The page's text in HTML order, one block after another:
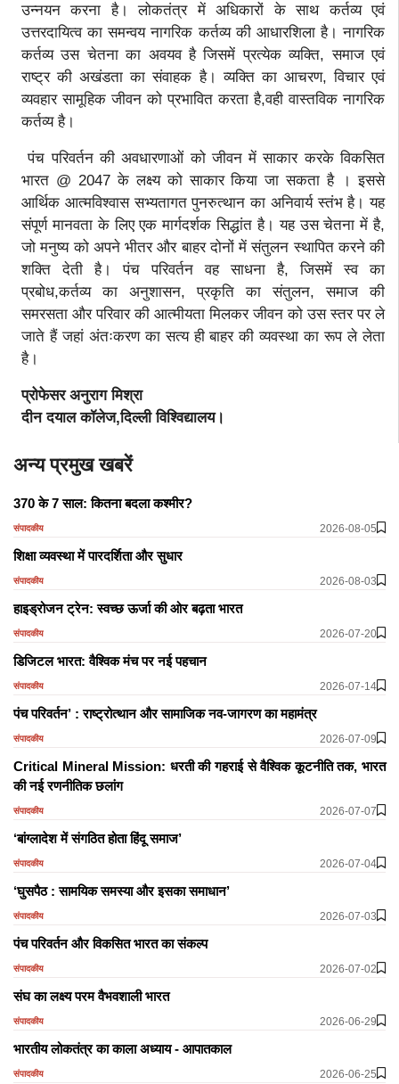
उन्नयन करना है। लोकतंत्र में अधिकारों के साथ कर्तव्य एवं
उत्तरदायित्व का समन्वय नागरिक कर्तव्य की आधारशिला है। नागरिक
कर्तव्य उस चेतना का अवयव है जिसमें प्रत्येक व्यक्ति, समाज एवं
राष्ट्र की अखंडता का संवाहक है। व्यक्ति का आचरण, विचार एवं
व्यवहार सामूहिक जीवन को प्रभावित करता है,वही वास्तविक नागरिक
कर्तव्य है।
पंच परिवर्तन की अवधारणाओं को जीवन में साकार करके विकसित
भारत @ 2047 के लक्ष्य को साकार किया जा सकता है । इससे
आर्थिक आत्मविश्वास सभ्यतागत पुनरुत्थान का अनिवार्य स्तंभ है। यह
संपूर्ण मानवता के लिए एक मार्गदर्शक सिद्धांत है। यह उस चेतना में है,
जो मनुष्य को अपने भीतर और बाहर दोनों में संतुलन स्थापित करने की
शक्ति देती है। पंच परिवर्तन वह साधना है, जिसमें स्व का
प्रबोध,कर्तव्य का अनुशासन, प्रकृति का संतुलन, समाज की
समरसता और परिवार की आत्मीयता मिलकर जीवन को उस स्तर पर ले
जाते हैं जहां अंतःकरण का सत्य ही बाहर की व्यवस्था का रूप ले लेता
है।
प्रोफेसर अनुराग मिश्रा
दीन दयाल कॉलेज,दिल्ली विश्विद्यालय।
अन्य प्रमुख खबरें
370 के 7 साल: कितना बदला कश्मीर?
संपादकीय 2026-08-05
शिक्षा व्यवस्था में पारदर्शिता और सुधार
संपादकीय 2026-08-03
हाइड्रोजन ट्रेन: स्वच्छ ऊर्जा की ओर बढ़ता भारत
संपादकीय 2026-07-20
डिजिटल भारत: वैश्विक मंच पर नई पहचान
संपादकीय 2026-07-14
पंच परिवर्तन’ : राष्ट्रोत्थान और सामाजिक नव-जागरण का महामंत्र
संपादकीय 2026-07-09
Critical Mineral Mission: धरती की गहराई से वैश्विक कूटनीति तक, भारत
की नई रणनीतिक छलांग
संपादकीय 2026-07-07
‘बांग्लादेश में संगठित होता हिंदू समाज’
संपादकीय 2026-07-04
‘घुसपैठ : सामयिक समस्या और इसका समाधान’
संपादकीय 2026-07-03
पंच परिवर्तन और विकसित भारत का संकल्प
संपादकीय 2026-07-02
संघ का लक्ष्य परम वैभवशाली भारत
संपादकीय 2026-06-29
भारतीय लोकतंत्र का काला अध्याय - आपातकाल
संपादकीय 2026-06-25